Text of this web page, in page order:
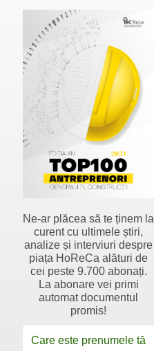
Ne-ar plăcea să te ținem la
curent cu ultimele știri,
analize și interviuri despre
piața HoReCa alături de
cei peste 9.700 abonați.
La abonare vei primi
automat documentul
promis!